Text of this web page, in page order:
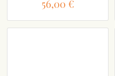
56,00 €